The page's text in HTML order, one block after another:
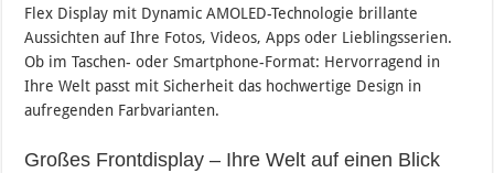
Flex Display mit Dynamic AMOLED-Technologie brillante
Aussichten auf Ihre Fotos, Videos, Apps oder Lieblingsserien.
Ob im Taschen- oder Smartphone-Format: Hervorragend in
Ihre Welt passt mit Sicherheit das hochwertige Design in
aufregenden Farbvarianten.
Großes Frontdisplay – Ihre Welt auf einen Blick